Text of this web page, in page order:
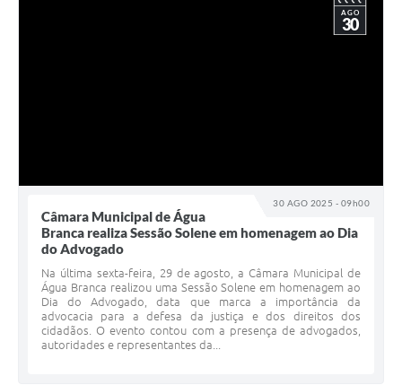
30 AGO 2025 - 09h00
AGO
30
Câmara Municipal de Água
Branca realiza Sessão Solene em homenagem ao Dia
do Advogado
Na última sexta-feira, 29 de agosto, a Câmara Municipal de
Água Branca realizou uma Sessão Solene em homenagem ao
Dia do Advogado, data que marca a importância da
advocacia para a defesa da justiça e dos direitos dos
cidadãos. O evento contou com a presença de advogados,
autoridades e representantes da...